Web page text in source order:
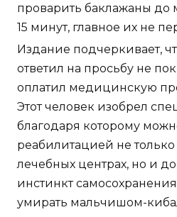
проварить баклажаны до
15 минут, главное их не
Издание подчеркивает,
ответил на просьбу не
оплатил медицинскую
Этот человек изобрел
благодаря которому
реабилитацией не
лечебных центрах, но и
инстинкт
умирать мальчишом-